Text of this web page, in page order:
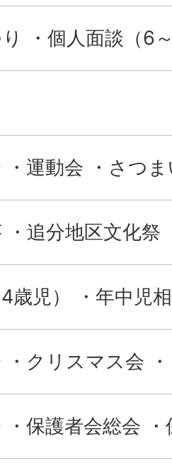
り ・個人面談（6
・運動会 ・さつ
・追分地区文化祭
4歳児） ・年中児
・クリスマス会
・保護者会総会